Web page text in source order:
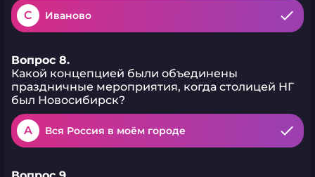
C Иваново
Вопрос 8.
Какой концепцией были объединены
праздничные мероприятия, когда столицей НГ
был Новосибирск?
A Вся Россия в моём городе